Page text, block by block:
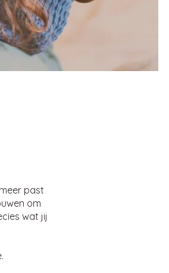
past
om
wat jij